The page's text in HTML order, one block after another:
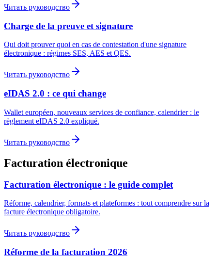
Читать руководство
Charge de la preuve et signature
Qui doit prouver quoi en cas de contestation d'une signature
électronique : régimes SES, AES et QES.
Читать руководство
eIDAS 2.0 : ce qui change
Wallet européen, nouveaux services de confiance, calendrier : le
règlement eIDAS 2.0 expliqué.
Читать руководство
Facturation électronique
Facturation électronique : le guide complet
Réforme, calendrier, formats et plateformes : tout comprendre sur la
facture électronique obligatoire.
Читать руководство
Réforme de la facturation 2026